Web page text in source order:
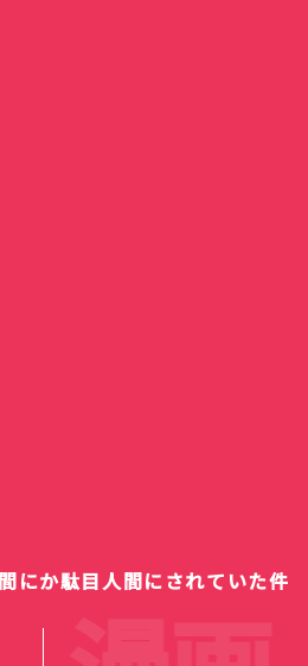
にか駄目人間にされていた件